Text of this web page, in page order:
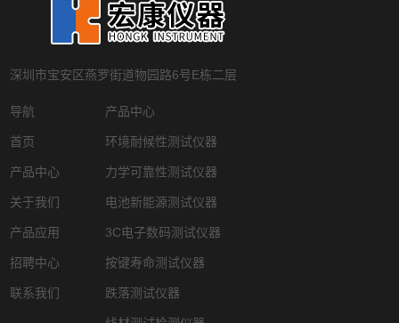
深圳市宝安区燕罗街道物园路6号E栋二层
导航
首页
产品中心
关于我们
产品应用
招聘中心
联系我们
产品中心
环境耐候性测试仪器
力学可靠性测试仪器
电池新能源测试仪器
3C电子数码测试仪器
按键寿命测试仪器
跌落测试仪器